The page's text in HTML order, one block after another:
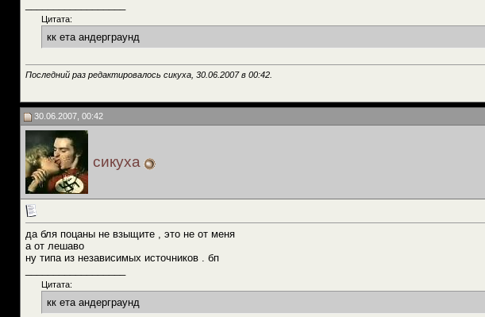
Цитата:
кк ета андерграунд
Последний раз редактировалось сикуха, 30.06.2007 в 00:42
30.06.2007, 00:42
сикуха
да бля поцаны не взыщите , это не от меня
а от лешаво
ну типа из независимых источников . бп
Цитата:
кк ета андерграунд